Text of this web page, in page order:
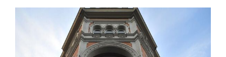
ABBRECHEN
ANMELDEN